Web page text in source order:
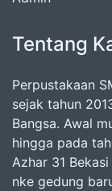
Tentang
Perpustakaan
sejak tahun
Bangsa. Awal
hingga pada
Azhar 31
nke gedung